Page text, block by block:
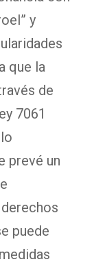
y
que la
de
7061
prevé un
puede